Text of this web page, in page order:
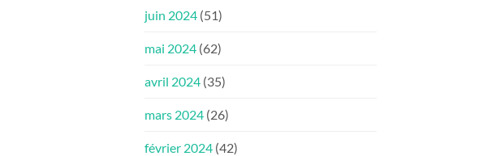
juin 2024 (51)
mai 2024 (62)
avril 2024 (35)
mars 2024 (26)
février 2024 (42)